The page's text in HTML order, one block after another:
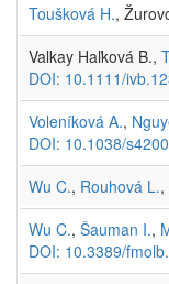
Toušková H.,
Valkay Haľková B.,
DOI: 10.1111/
Voleníková A.,
DOI: 10.1038/
Wu C., Rouhová L.,
Wu C., Šauman I.,
DOI: 10.3389/